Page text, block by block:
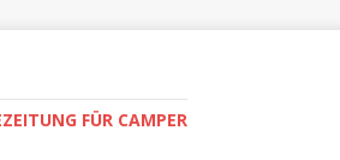
FÜR CAMPER